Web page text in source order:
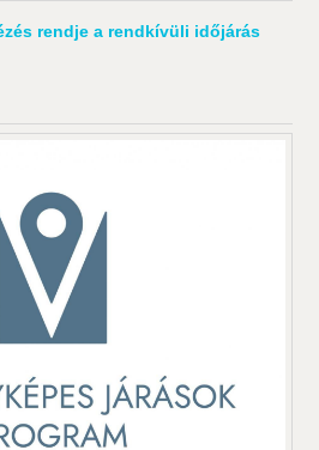
rendje a rendkívüli időjárás